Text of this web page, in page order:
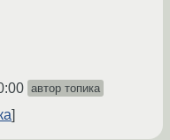
автор топика